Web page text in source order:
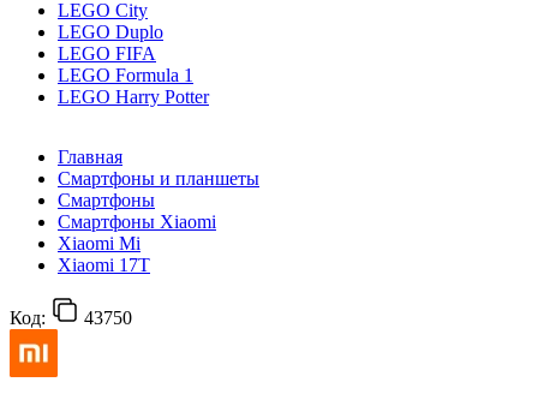
LEGO City
LEGO Duplo
LEGO FIFA
LEGO Formula 1
LEGO Harry Potter
Главная
Смартфоны и планшеты
Смартфоны
Смартфоны Xiaomi
Xiaomi Mi
Xiaomi 17T
Код: 43750